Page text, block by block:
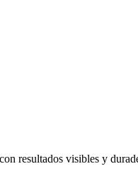
resultados visibles y